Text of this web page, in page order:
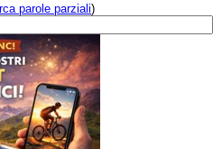
parole parziali)